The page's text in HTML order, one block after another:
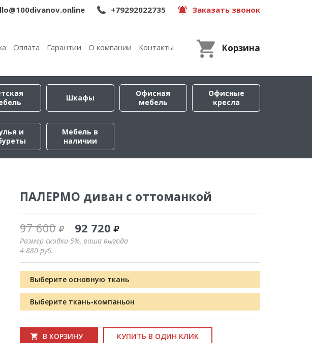
+79292022735 Заказать звонок
Оплата Гарантии О компании Контакты Корзина
Шкафы
Офисная
мебель
Офисные
кресла
и
Мебель в
наличии
ПАЛЕРМО диван с оттоманкой
97 600 92 720
Размер скидки 5%, ваша выгода
4 880 руб.
Выберите основную ткань
Выберите ткань-компаньон
В КОРЗИНУ
КУПИТЬ В ОДИН КЛИК